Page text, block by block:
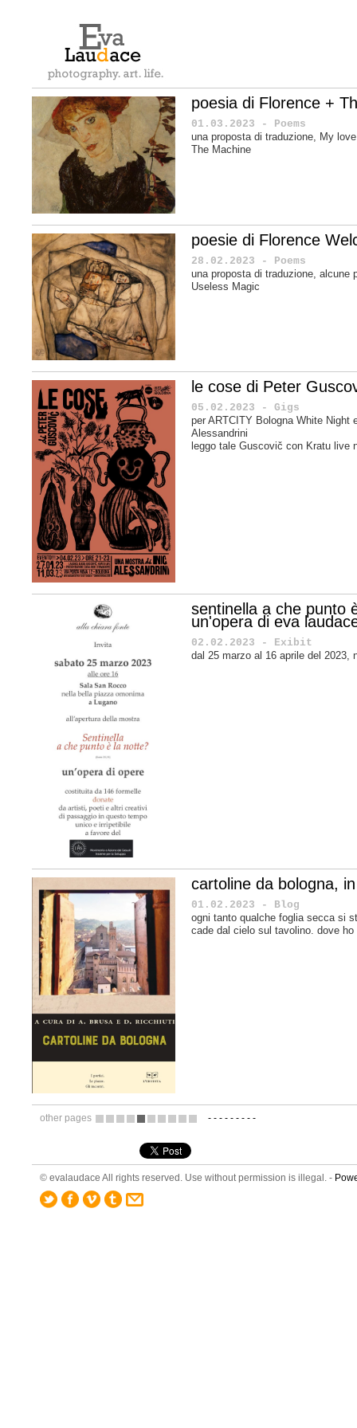
poesia di Florence +
01.03.2023 - Poems
una proposta di traduzione, My
The Machine
poesie di Florence
28.02.2023 - Poems
una proposta di traduzione, alcune
Useless Magic
le cose di Peter
05.02.2023 - Gigs
per ARTCITY Bologna White Night
Alessandrini
leggo tale Guscovič con Kratu live
sentinella a che punto
un'opera di eva
02.02.2023 - Exibit
dal 25 marzo al 16 aprile del 2023,
cartoline da bologna,
01.02.2023 - Blog
ogni tanto qualche foglia secca si
cade dal cielo sul tavolino. dove
other pages - - - - - - - - -
© evalaudace All rights reserved. Use without permission is illegal. -